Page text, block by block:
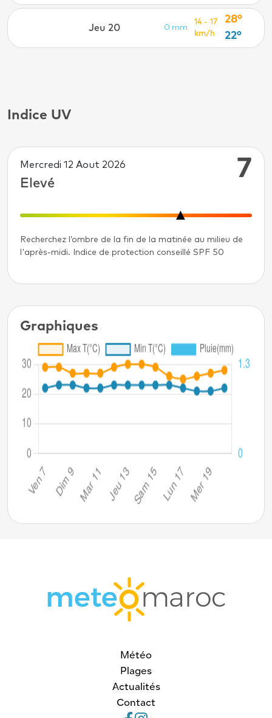
Jeu 20 0 mm
14 - 17
km/h
28°
22°
Indice UV
Mercredi 12 Aout 2026
Elevé
7
Recherchez l’ombre de la fin de la matinée au milieu de
l'après-midi. Indice de protection conseillé SPF 50
Graphiques
Météo
Plages
Actualités
Contact